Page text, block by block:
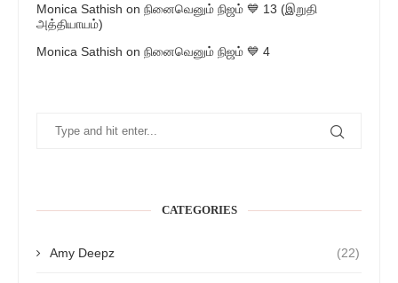
Monica Sathish on நினைவெனும் நிஜம் 💙 13 (இறுதி
அத்தியாயம்)
Monica Sathish on நினைவெனும் நிஜம் 💙 4
CATEGORIES
Amy Deepz (22)